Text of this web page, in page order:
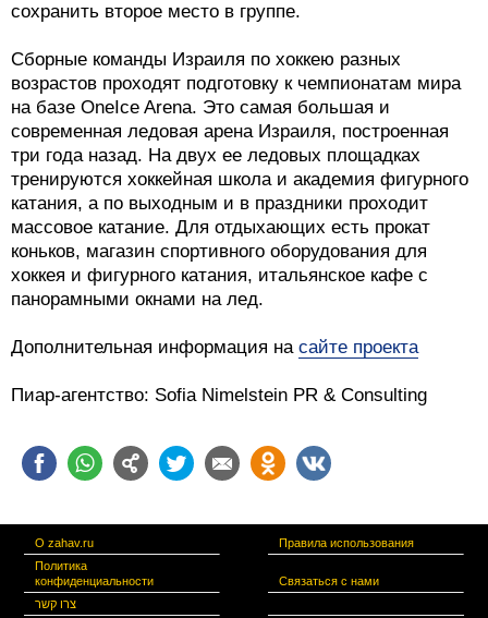
сохранить второе место в группе.
Сборные команды Израиля по хоккею разных
возрастов проходят подготовку к чемпионатам мира
на базе OneIce Arena. Это самая большая и
современная ледовая арена Израиля, построенная
три года назад. На двух ее ледовых площадках
тренируются хоккейная школа и академия фигурного
катания, а по выходным и в праздники проходит
массовое катание. Для отдыхающих есть прокат
коньков, магазин спортивного оборудования для
хоккея и фигурного катания, итальянское кафе с
панорамными окнами на лед.
Дополнительная информация на сайте проекта
Пиар-агентство: Sofia Nimelstein PR & Consulting
О zahav.ru
Правила использования
Политика
конфиденциальности
Связаться с нами
צרו קשר